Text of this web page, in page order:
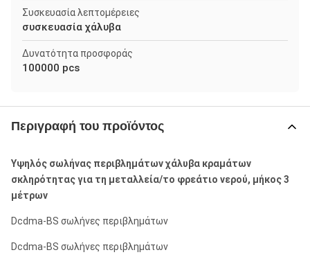
Συσκευασία λεπτομέρειες
συσκευασία χάλυβα
Δυνατότητα προσφοράς
100000 pcs
Περιγραφή του προϊόντος
Υψηλός σωλήνας περιβλημάτων χάλυβα κραμάτων
σκληρότητας για τη μεταλλεία/το φρεάτιο νερού, μήκος 3
μέτρων
Dcdma-BS σωλήνες περιβλημάτων
Dcdma-BS σωλήνες περιβλημάτων